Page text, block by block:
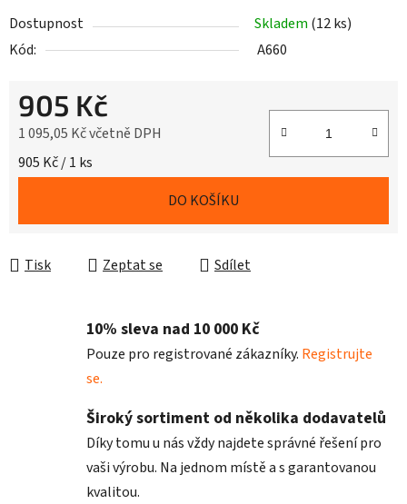
Dostupnost Skladem (12 ks)
Kód:
A660
905 Kč
1 095,05 Kč včetně DPH
Měrná cena:
905 Kč / 1 ks
DO KOŠÍKU
Tisk Zeptat se Sdílet
10% sleva nad 10 000 Kč
Pouze pro registrované zákazníky. Registrujte
se.
Široký sortiment od několika dodavatelů
Díky tomu u nás vždy najdete správné řešení pro
vaši výrobu. Na jednom místě a s garantovanou
kvalitou.